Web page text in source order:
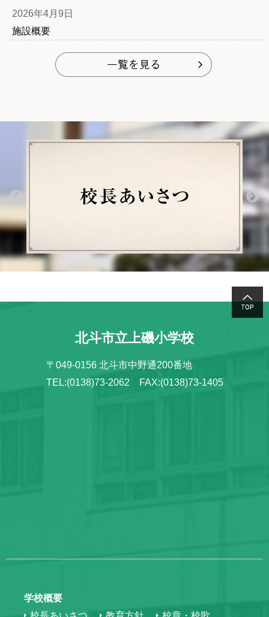
2026年4月9日
施設概要
北斗市立上磯小学校
〒049-0156 北斗市中野通200番地
TEL:(0138)73-2062 FAX:(0138)73-1405
学校概要